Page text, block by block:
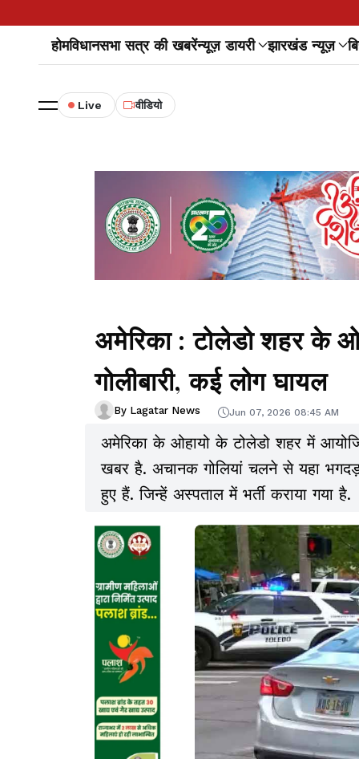
होमविधानसभा सत्र की खबरेंन्यूज़ डायरी झारखंड न्यूज़
Live वीडियो
अमेरिका : टोलेडो शहर के
गोलीबारी, कई लोग घायल
By Lagatar News Jun 07, 2026 08:45 AM
अमेरिका के ओहायो के टोलेडो शहर में
खबर है. अचानक गोलियां चलने से यहा
हुए हैं. जिन्हें अस्पताल में भर्ती कराया गया है.